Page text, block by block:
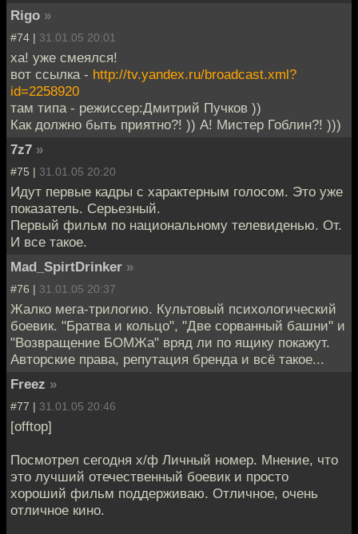
Rigo »
#74 | 31.01.05 20:01
ха! уже смеялся!
вот ссылка - http://tv.yandex.ru/broadcast.xml?
id=2258920
там типа - режиссер:Дмитрий Пучков ))
Как должно быть приятно?! )) А! Мистер Гоблин?! )))
7z7 »
#75 | 31.01.05 20:20
Идут первые кадры с характерным голосом. Это уже
показатель. Серьезный.
Первый фильм по национальному телевиденью. От.
И все такое.
Mad_SpirtDrinker »
#76 | 31.01.05 20:37
Жалко мега-трилогию. Культовый психологический
боевик. "Братва и кольцо", "Две сорванный башни" и
"Возвращение БОМЖа" вряд ли по ящику покажут.
Авторские права, репутация бренда и всё такое...
Freez »
#77 | 31.01.05 20:46
[offtop]
Посмотрел сегодня х/ф Личный номер. Мнение, что
это лучший отечественный боевик и просто
хороший фильм поддерживаю. Отличное, очень
отличное кино.